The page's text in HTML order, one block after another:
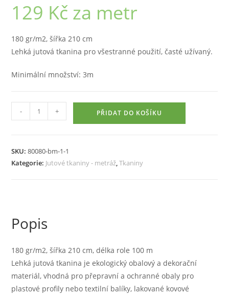
129 Kč za metr
180 gr/m2, šířka 210 cm
Lehká jutová tkanina pro všestranné použití, časté užívaný.
Minimální množství: 3m
tkanina
/
- + PŘIDAT DO KOŠÍKU
SKU:80080-bm-1-1
Kategorie: Jutové tkaniny - metráž,Tkaniny
Popis
180 gr/m2, šířka 210 cm, délka role 100 m
Lehká jutová tkanina je ekologický obalový a dekorační
materiál, vhodná pro přepravní a ochranné obaly pro
plastové profily nebo textilní balíky, lakované kovové